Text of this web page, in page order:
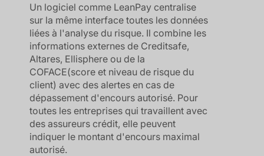
Un logiciel comme LeanPay centralise
sur la même interface toutes les données
liées à l'analyse du risque. Il combine les
informations externes de Creditsafe,
Altares, Ellisphere ou de la
COFACE(score et niveau de risque du
client) avec des alertes en cas de
dépassement d'encours autorisé. Pour
toutes les entreprises qui travaillent avec
des assureurs crédit, elle peuvent
indiquer le montant d'encours maximal
autorisé.